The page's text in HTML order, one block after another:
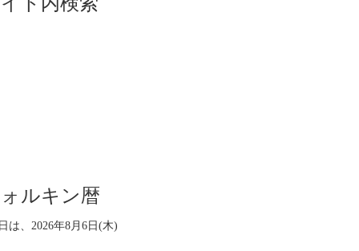
ルキン暦
は、2026年8月6日(木)